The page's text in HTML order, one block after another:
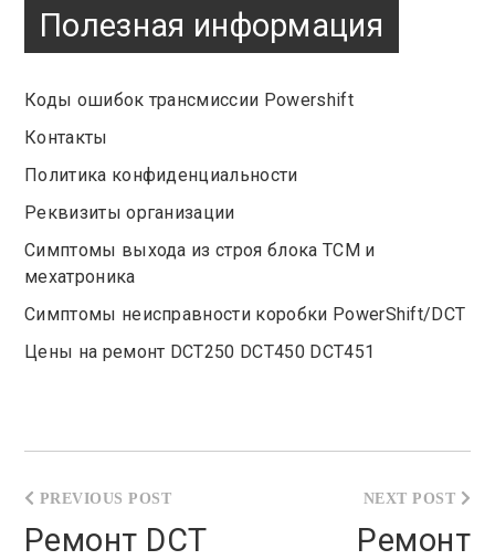
Полезная информация
Коды ошибок трансмиссии Powershift
Контакты
Политика конфиденциальности
Реквизиты организации
Симптомы выхода из строя блока TCM и
мехатроника
Симптомы неисправности коробки PowerShift/DCT
Цены на ремонт DCT250 DCT450 DCT451
по
Ремонт DCT Ремонт